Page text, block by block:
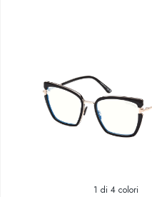
1 di 4 colori